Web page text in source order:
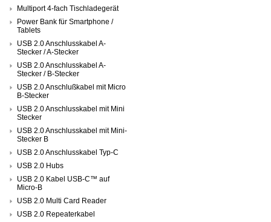
Multiport 4-fach Tischladegerät
Power Bank für Smartphone /
Tablets
USB 2.0 Anschlusskabel A-
Stecker / A-Stecker
USB 2.0 Anschlusskabel A-
Stecker / B-Stecker
USB 2.0 Anschlußkabel mit Micro
B-Stecker
USB 2.0 Anschlusskabel mit Mini
Stecker
USB 2.0 Anschlusskabel mit Mini-
Stecker B
USB 2.0 Anschlusskabel Typ-C
USB 2.0 Hubs
USB 2.0 Kabel USB-C™ auf
Micro-B
USB 2.0 Multi Card Reader
USB 2.0 Repeaterkabel